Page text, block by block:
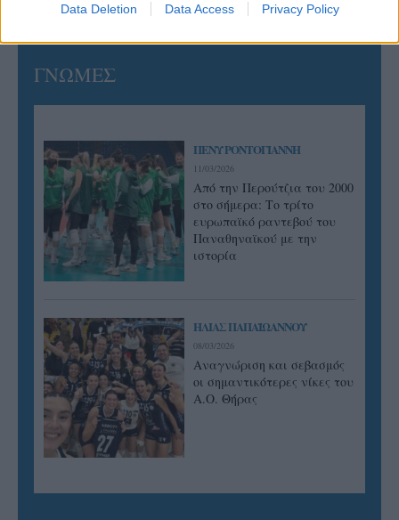
Data Deletion Data Access Privacy Policy
ΓΝΩΜΕΣ
ΠΕΝΥ ΡΟΝΤΟΓΙΑΝΝΗ
11/03/2026
Από την Περούτζια του 2000
στο σήμερα: Tο τρίτο
ευρωπαϊκό ραντεβού του
Παναθηναϊκού με την
ιστορία
ΗΛΙΑΣ ΠΑΠΑΪΩΑΝΝΟΥ
08/03/2026
Αναγνώριση και σεβασμός
οι σημαντικότερες νίκες του
Α.Ο. Θήρας